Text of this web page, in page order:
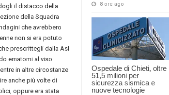
8 ore ago
Ospedale di Chieti, oltre
51,5 milioni per
sicurezza sismica e
nuove tecnologie
il distacco della
della Squadra
che avrebbero
non si era potuto
prescrittegli dalla Asl
ematomi al viso
in altre circostanze
anche più volte di
oppure era stata